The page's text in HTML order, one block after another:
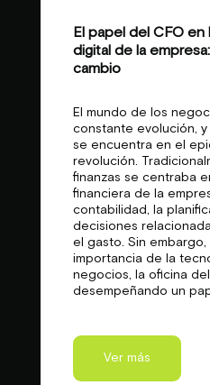
El papel del CFO en
digital de la
cambio
El mundo de los
constante evolución, y
se encuentra en el
revolución.
finanzas se centraba
financiera de la
contabilidad, la
decisiones
el gasto. Sin
importancia de la
negocios, la oficina
desempeñando un
Ver más